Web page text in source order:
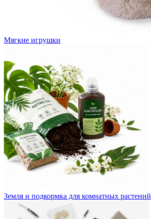
Мягкие игрушки
Земля и подкормка для комнатных растений